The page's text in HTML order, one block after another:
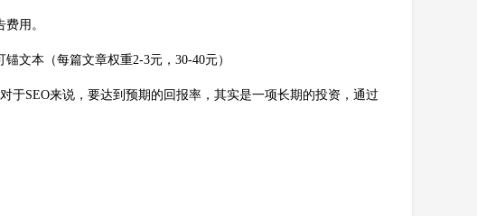
用。
文本（每篇文章权重2-3元，30-40元）
于SEO来说，要达到预期的回报率，其实是一项长期的投资，通过